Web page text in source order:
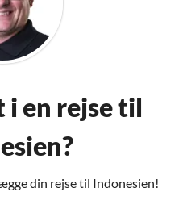
i en rejse til
din rejse til Indonesien!